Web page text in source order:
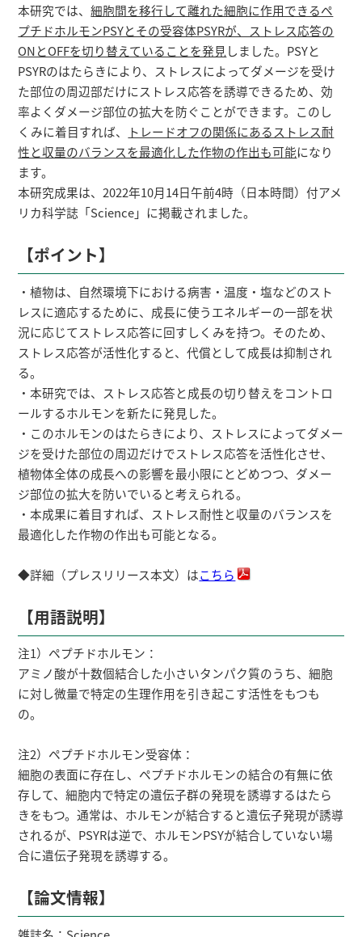
本研究では、細胞間を移行して離れた細胞に作用できるペ
プチドホルモンPSYとその受容体PSYRが、ストレス応答の
ONとOFFを切り替えていることを発見しました。PSYと
PSYRのはたらきにより、ストレスによってダメージを受け
た部位の周辺部だけにストレス応答を誘導できるため、効
率よくダメージ部位の拡大を防ぐことができます。このし
くみに着目すれば、
トレードオフの関係にあるストレス耐
性と収量のバランスを最適化した作物の作出も可能になり
ます。
本研究成果は、2022年10月14日午前4時（日本時間）付アメ
リカ科学誌「Science」に掲載されました。
【ポイント】
・植物は、自然環境下における病害・温度・塩などのスト
レスに適応するために、成長に使うエネルギーの一部を状
況に応じてストレス応答に回すしくみを持つ。そのため、
ストレス応答が活性化すると、代償として成長は抑制され
る。
・本研究では、ストレス応答と成長の切り替えをコントロ
ールするホルモンを新たに発見した。
・このホルモンのはたらきにより、ストレスによってダメー
ジを受けた部位の周辺だけでストレス応答を活性化させ、
植物体全体の成長への影響を最小限にとどめつつ、ダメー
ジ部位の拡大を防いでいると考えられる。
・本成果に着目すれば、ストレス耐性と収量のバランスを
最適化した作物の作出も可能となる。
◆詳細（プレスリリース本文）はこちら
【用語説明】
注1）ペプチドホルモン：
アミノ酸が十数個結合した小さいタンパク質のうち、細胞
に対し微量で特定の生理作用を引き起こす活性をもつも
の。
注2）ペプチドホルモン受容体：
細胞の表面に存在し、ペプチドホルモンの結合の有無に依
存して、細胞内で特定の遺伝子群の発現を誘導するはたら
きをもつ。通常は、ホルモンが結合すると遺伝子発現が誘導
されるが、PSYRは逆で、ホルモンPSYが結合していない場
合に遺伝子発現を誘導する。
【論文情報】